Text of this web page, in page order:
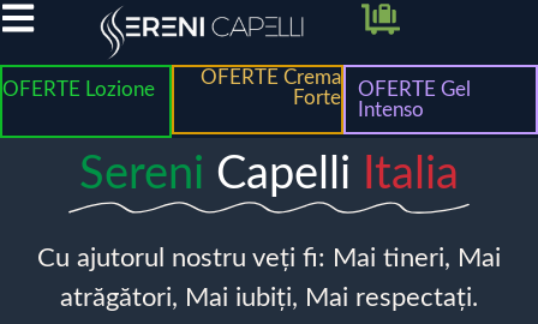
OFERTE Lozione
OFERTE Crema
Forte
OFERTE Gel
Intenso
Sereni Capelli Italia
Cu ajutorul nostru veți fi: Mai tineri, Mai
atrăgători, Mai iubiți, Mai respectați.